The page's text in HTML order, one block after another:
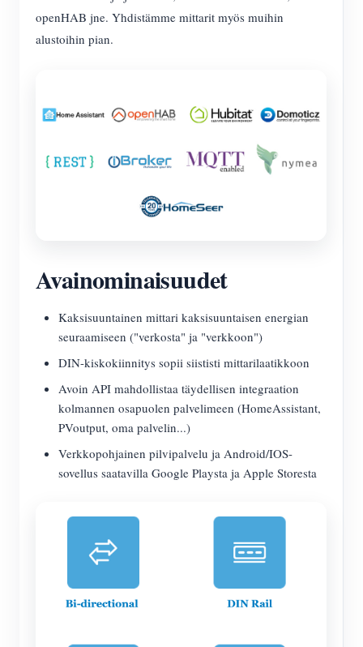
openHAB jne. Yhdistämme mittarit myös muihin
alustoihin pian.
Avainominaisuudet
Kaksisuuntainen mittari kaksisuuntaisen energian
seuraamiseen ("verkosta" ja "verkkoon")
DIN-kiskokiinnitys sopii siististi mittarilaatikkoon
Avoin API mahdollistaa täydellisen integraation
kolmannen osapuolen palvelimeen (HomeAssistant,
PVoutput, oma palvelin...)
Verkkopohjainen pilvipalvelu ja Android/IOS-
sovellus saatavilla Google Playsta ja Apple Storesta